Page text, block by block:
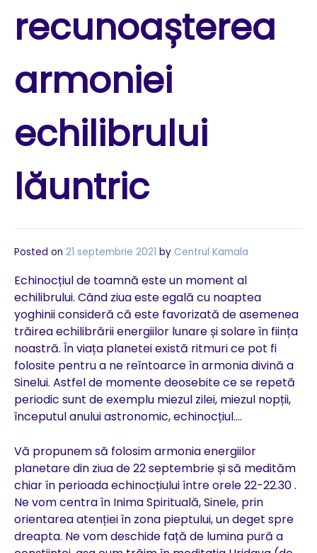
recunoașterea
armoniei
echilibrului
lăuntric
Posted on 21 septembrie 2021 by Centrul Kamala
Echinocțiul de toamnă este un moment al
echilibrului. Când ziua este egală cu noaptea
yoghinii consideră că este favorizată de asemenea
trăirea echilibrării energiilor lunare și solare în ființa
noastră. În viața planetei există ritmuri ce pot fi
folosite pentru a ne reîntoarce în armonia divină a
Sinelui. Astfel de momente deosebite ce se repetă
periodic sunt de exemplu miezul zilei, miezul nopții,
începutul anului astronomic, echinocțiul….
Vă propunem să folosim armonia energiilor
planetare din ziua de 22 septembrie și să medităm
chiar în perioada echinocțiului între orele 22-22.30 .
Ne vom centra în Inima Spirituală, Sinele, prin
orientarea atenției în zona pieptului, un deget spre
dreapta. Ne vom deschide față de lumina pură a